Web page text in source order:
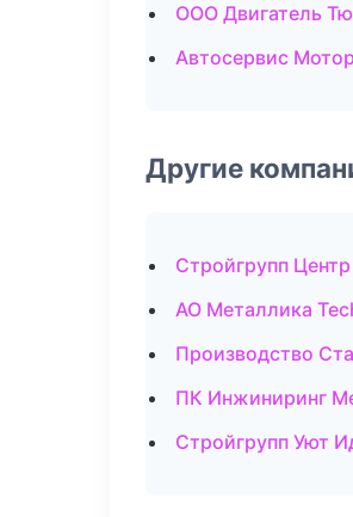
ООО Двигатель
Автосервис
Другие
Стройгрупп
АО Металлика
Производство
ПК Инжиниринг
Стройгрупп Уют